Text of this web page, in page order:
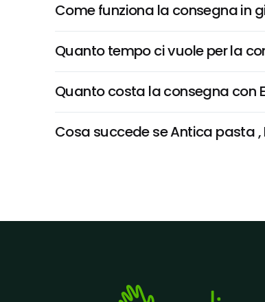
Come funziona la consegna in
Quanto tempo ci vuole per la
Quanto costa la consegna con
Cosa succede se Antica pasta